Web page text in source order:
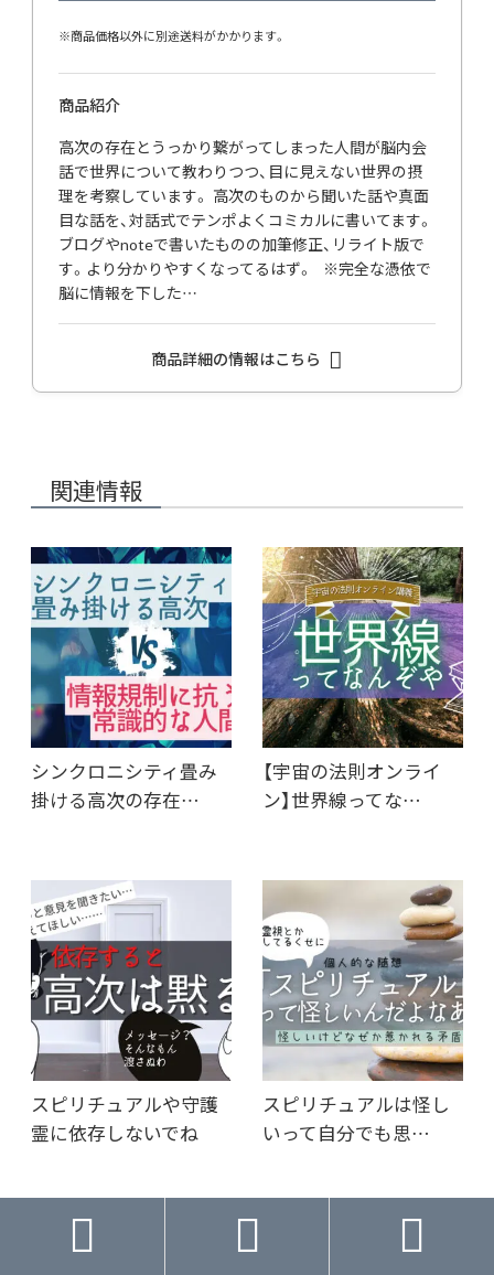
※商品価格以外に別途送料がかかります。
商品紹介
高次の存在とうっかり繋がってしまった人間が脳内会
話で世界について教わりつつ、目に見えない世界の摂
理を考察しています。 高次のものから聞いた話や真面
目な話を、対話式でテンポよくコミカルに書いてます。
ブログやnoteで書いたものの加筆修正、リライト版で
す。より分かりやすくなってるはず。 ※完全な憑依で
脳に情報を下した…
商品詳細の情報はこちら
関連情報
シンクロニシティ畳み
掛ける高次の存在…
【宇宙の法則オンライ
ン】世界線ってな…
スピリチュアルや守護
霊に依存しないでね
スピリチュアルは怪し
いって自分でも思…
F
  